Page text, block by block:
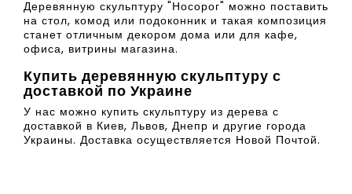
Деревянную скульптуру "Носорог" можно поставить
на стол, комод или подоконник и такая композиция
станет отличным декором дома или для кафе,
офиса, витрины магазина.
Купить деревянную скульптуру с
доставкой по Украине
У нас можно купить скульптуру из дерева с
доставкой в Киев, Львов, Днепр и другие города
Украины. Доставка осуществляется Новой Почтой.